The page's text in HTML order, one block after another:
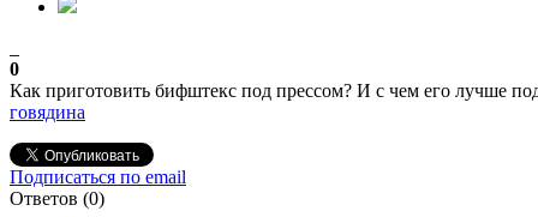
0
Как приготовить бифштекс под прессом? И с чем его лучше
говядина
Подписаться по email
Ответов (0)